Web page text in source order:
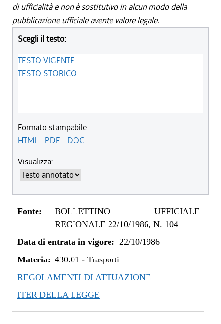
di ufficialità e non è sostitutivo in alcun modo della
pubblicazione ufficiale avente valore legale.
Scegli il testo:
TESTO VIGENTE
TESTO STORICO
Formato stampabile:
HTML- PDF - DOC
Visualizza:
Fonte:
BOLLETTINO UFFICIALE
REGIONALE 22/10/1986, N. 104
Data di entrata in vigore: 22/10/1986
Materia: 430.01 - Trasporti
REGOLAMENTI DI ATTUAZIONE
ITER DELLA LEGGE